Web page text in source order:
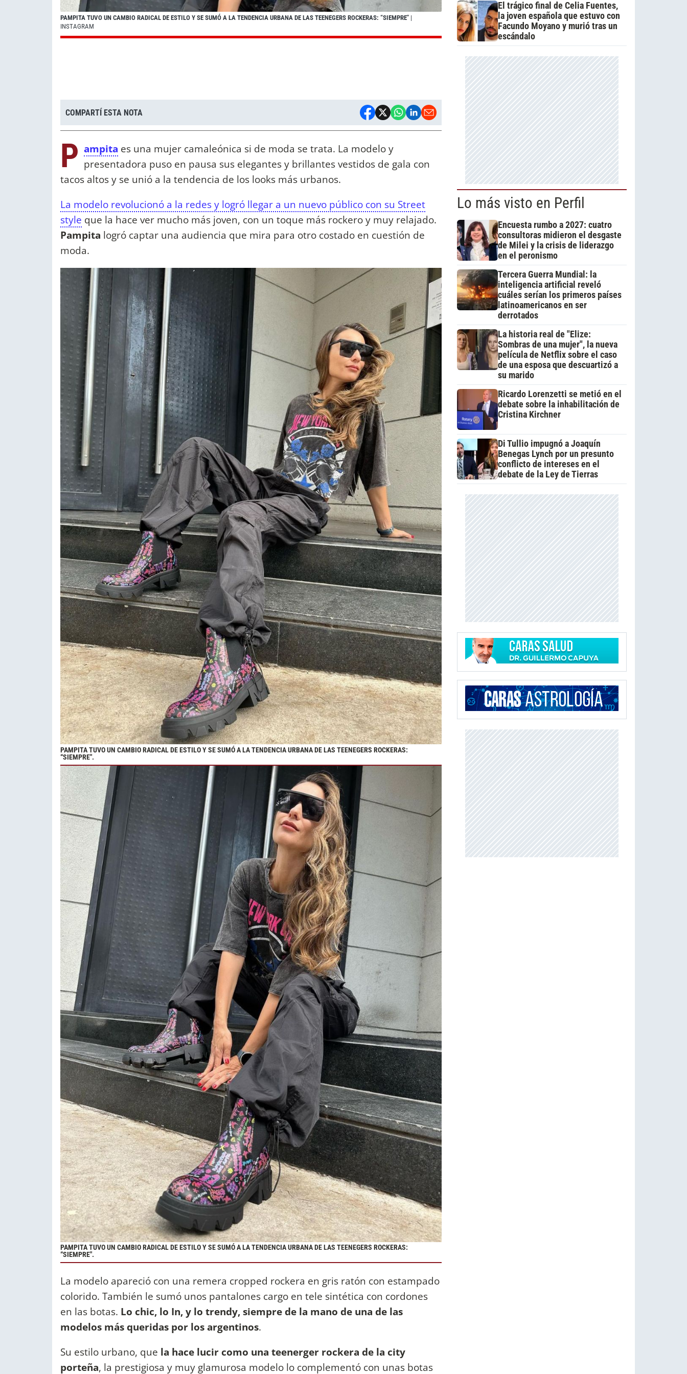
PAMPITA TUVO UN CAMBIO RADICAL DE ESTILO Y SE SUMÓ A LA TENDENCIA URBANA DE LAS TEENEGERS ROCKERAS: “SIEMPRE" |
INSTAGRAM
COMPARTÍ ESTA NOTA
P ampita es una mujer camaleónica si de moda se trata. La modelo y
presentadora puso en pausa sus elegantes y brillantes vestidos de gala con
tacos altos y se unió a la tendencia de los looks más urbanos.
La modelo revolucionó a la redes y logró llegar a un nuevo público con su Street
style que la hace ver mucho más joven, con un toque más rockero y muy relajado.
Pampita logró captar una audiencia que mira para otro costado en cuestión de
moda.
PAMPITA TUVO UN CAMBIO RADICAL DE ESTILO Y SE SUMÓ A LA TENDENCIA URBANA DE LAS TEENEGERS ROCKERAS:
“SIEMPRE".
PAMPITA TUVO UN CAMBIO RADICAL DE ESTILO Y SE SUMÓ A LA TENDENCIA URBANA DE LAS TEENEGERS ROCKERAS:
“SIEMPRE".
La modelo apareció con una remera cropped rockera en gris ratón con estampado
colorido. También le sumó unos pantalones cargo en tele sintética con cordones
en las botas. Lo chic, lo In, y lo trendy, siempre de la mano de una de las
modelos más queridas por los argentinos.
Su estilo urbano, que la hace lucir como una teenerger rockera de la city
porteña, la prestigiosa y muy glamurosa modelo lo complementó con unas botas
El trágico final de Celia Fuentes,
la joven española que estuvo con
Facundo Moyano y murió tras un
escándalo
Lo más visto en Perfil
Encuesta rumbo a 2027: cuatro
consultoras midieron el desgaste
de Milei y la crisis de liderazgo
en el peronismo
Tercera Guerra Mundial: la
inteligencia artificial reveló
cuáles serían los primeros países
latinoamericanos en ser
derrotados
La historia real de "Elize:
Sombras de una mujer", la nueva
película de Netflix sobre el caso
de una esposa que descuartizó a
su marido
Ricardo Lorenzetti se metió en el
debate sobre la inhabilitación de
Cristina Kirchner
Di Tullio impugnó a Joaquín
Benegas Lynch por un presunto
conflicto de intereses en el
debate de la Ley de Tierras